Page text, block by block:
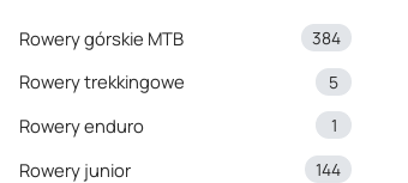
Rowery górskie MTB 384
Rowery trekkingowe 5
Rowery enduro 1
Rowery junior 144